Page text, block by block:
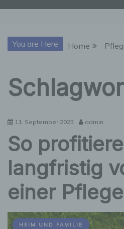
You are Here Home
11. September 2023 admin
So
langfristig
einer
HEIM UND FAMILIE